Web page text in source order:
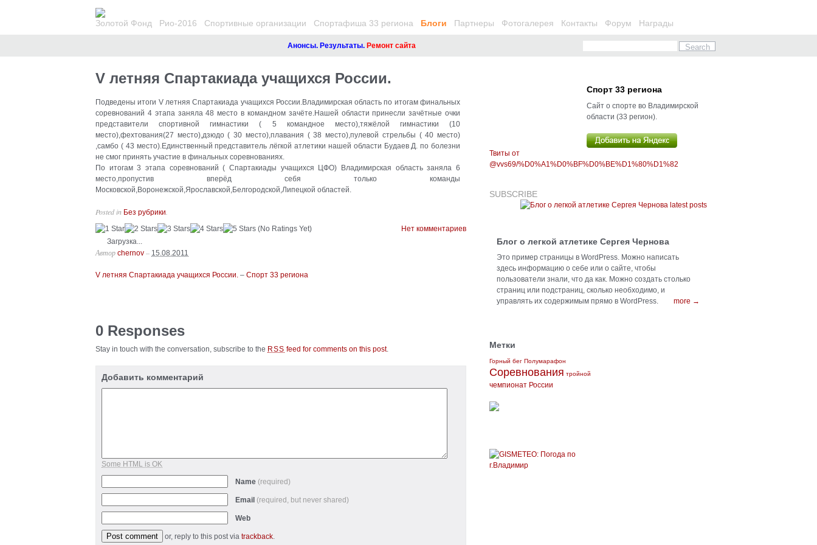
Золотой Фонд Рио-2016 Спортивные организации Спортафиша 33 региона Блоги Партнеры Фотогалерея Контакты Форум Награды
Анонсы. Результаты.Ремонт сайта
V летняя Спартакиада учащихся России.
Подведены итоги V летняя Спартакиада учащихся России.Владимирская область по итогам финальных
соревнований 4 этапа заняла 48 место в командном зачёте.Нашей области принесли зачётные очки
представители спортивной гимнастики ( 5 командное место),тяжёлой гимнастики (10
место),фехтования(27 место),дзюдо ( 30 место),плавания ( 38 место),пулевой стрельбы ( 40 место)
,самбо ( 43 место).Единственный представитель лёгкой атлетики нашей области Будаев Д. по болезни
не смог принять участие в финальных соревнованиях.
По итогам 3 этапа соревнований ( Спартакиады учащихся ЦФО) Владимирская область заняла 6
место,пропустив вперёд себя только команды
Московской,Воронежской,Ярославской,Белгородской,Липецкой областей.
Posted in Без рубрики
Нет комментариев
(No Ratings Yet)
Загрузка...
Автор chernov – 15.08.2011
V летняя Спартакиада учащихся России. – Спорт 33 региона
0 Responses
Stay in touch with the conversation, subscribe to the RSS feed for comments on this post.
Добавить комментарий
Some HTML is OK
Name (required)
Email (required, but never shared)
Web
or, reply to this post via trackback.
Спорт 33 региона
Сайт о спорте во Владимирской
области (33 регион).
Твиты от
@vvs69/%D0%A1%D0%BF%D0%BE%D1%80%D1%82
SUBSCRIBE
Блог о легкой атлетике Сергея Чернова
Это пример страницы в WordPress. Можно написать
здесь информацию о себе или о сайте, чтобы
пользователи знали, что да как. Можно создать столько
страниц или подстраниц, сколько необходимо, и
управлять их содержимым прямо в WordPress.
more →
Метки
Горный бег Полумарафон
Соревнования тройной
чемпионат России